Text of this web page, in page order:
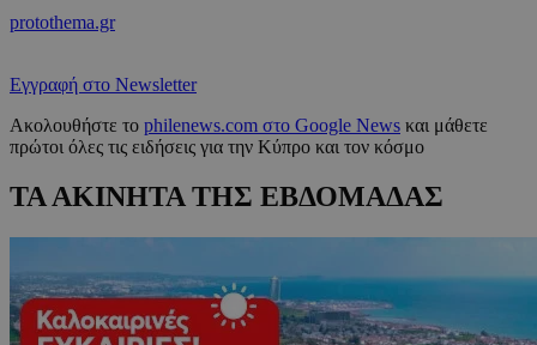
protothema.gr
Εγγραφή στο Newsletter
Ακολουθήστε το philenews.com στο Google News και μάθετε
πρώτοι όλες τις ειδήσεις για την Κύπρο και τον κόσμο
ΤΑ ΑΚΙΝΗΤΑ ΤΗΣ ΕΒΔΟΜΑΔΑΣ